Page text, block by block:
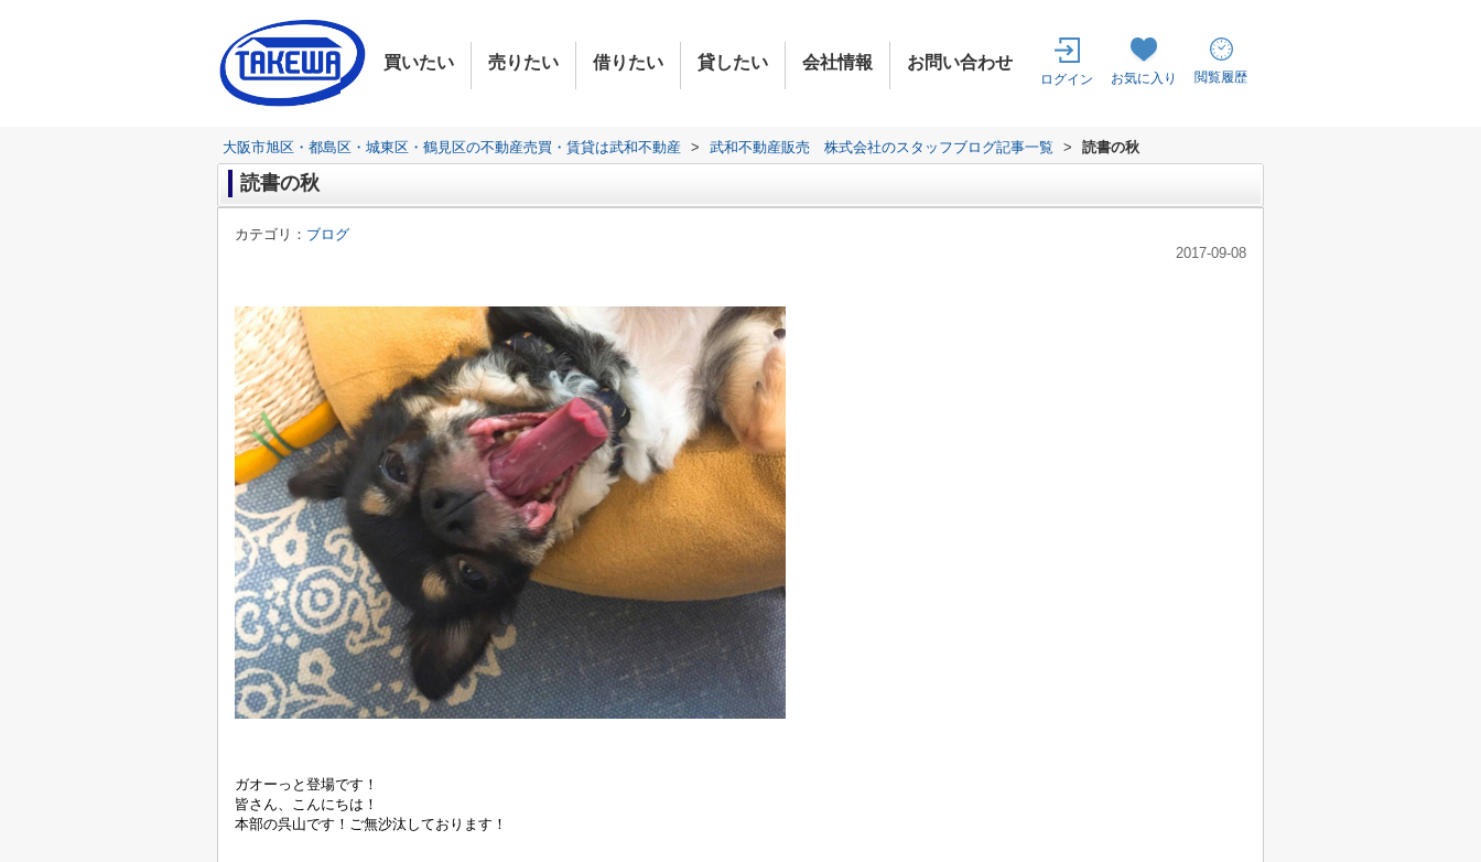
買いたい 売りたい 借りたい 貸したい 会社情報 お問い合わせ
ログイン お気に入り 閲覧履歴
大阪市旭区・都島区・城東区・鶴見区の不動産売買・賃貸は武和不動産 > 武和不動産販売 株式会社のスタッフブログ記事一覧 > 読書の秋
読書の秋
カテゴリ： ブログ
2017-09-08
ガオーっと登場です！
皆さん、こんにちは！
本部の呉山です！ご無沙汰しております！